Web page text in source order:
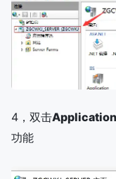
4，双击
功能